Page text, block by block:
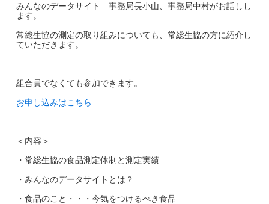
みんなのデータサイト 事務局長小山、事務局中村がお話しし
ます。
常総生協の測定の取り組みについても、常総生協の方に紹介し
ていただきます。
組合員でなくても参加できます。
お申し込みはこちら
＜内容＞
・常総生協の食品測定体制と測定実績
・みんなのデータサイトとは？
・食品のこと・・・今気をつけるべき食品